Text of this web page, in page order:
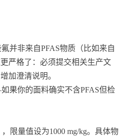
并非来自PFAS物质（比如来自
严格了：必须提交相关生产文
加澄清说明。
果你的面料确实不含PFAS但检
限量值设为1000 mg/kg。具体物